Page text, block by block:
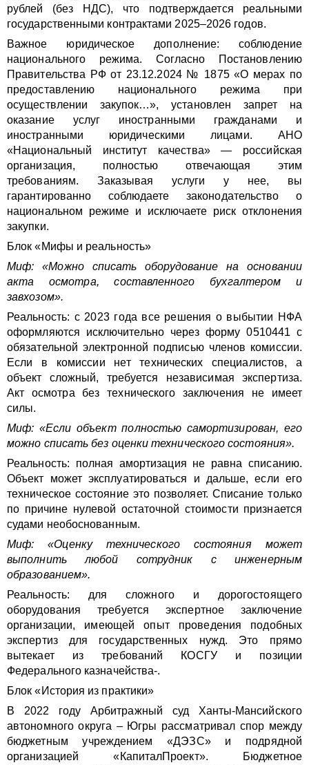
рублей (без НДС), что подтверждается реальными
государственными контрактами 2025–2026 годов.
Важное юридическое дополнение: соблюдение
национального режима. Согласно Постановлению
Правительства РФ от 23.12.2024 № 1875 «О мерах по
предоставлению национального режима при
осуществлении закупок…», установлен запрет на
оказание услуг иностранными гражданами и
иностранными юридическими лицами. АНО
«Национальный институт качества» — российская
организация, полностью отвечающая этим
требованиям. Заказывая услуги у нее, вы
гарантированно соблюдаете законодательство о
национальном режиме и исключаете риск отклонения
закупки.
Блок «Мифы и реальность»
Миф: «Можно списать оборудование на основании
акта осмотра, составленного бухгалтером и
завхозом».
Реальность: с 2023 года все решения о выбытии НФА
оформляются исключительно через форму 0510441 с
обязательной электронной подписью членов комиссии.
Если в комиссии нет технических специалистов, а
объект сложный, требуется независимая экспертиза.
Акт осмотра без технического заключения не имеет
силы.
Миф: «Если объект полностью самортизирован, его
можно списать без оценки технического состояния».
Реальность: полная амортизация не равна списанию.
Объект может эксплуатироваться и дальше, если его
техническое состояние это позволяет. Списание только
по причине нулевой остаточной стоимости признается
судами необоснованным.
Миф: «Оценку технического состояния может
выполнить любой сотрудник с инженерным
образованием».
Реальность: для сложного и дорогостоящего
оборудования требуется экспертное заключение
организации, имеющей опыт проведения подобных
экспертиз для государственных нужд. Это прямо
вытекает из требований КОСГУ и позиции
Федерального казначейства-.
Блок «История из практики»
В 2022 году Арбитражный суд Ханты-Мансийского
автономного округа – Югры рассматривал спор между
бюджетным учреждением «ДЭЗС» и подрядной
организацией «КапиталПроект». Бюджетное